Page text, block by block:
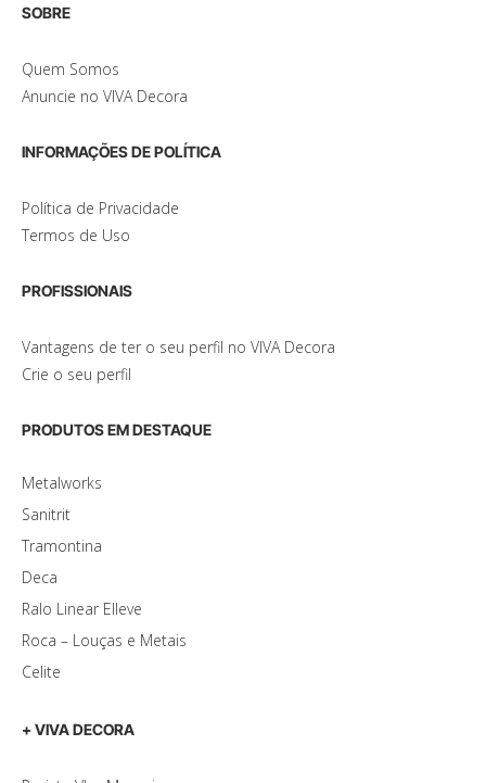
SOBRE
Quem Somos
Anuncie no VIVA Decora
INFORMAÇÕES DE POLÍTICA
Política de Privacidade
Termos de Uso
PROFISSIONAIS
Vantagens de ter o seu perfil no VIVA Decora
Crie o seu perfil
PRODUTOS EM DESTAQUE
Metalworks
Sanitrit
Tramontina
Deca
Ralo Linear Elleve
Roca – Louças e Metais
Celite
+ VIVA DECORA